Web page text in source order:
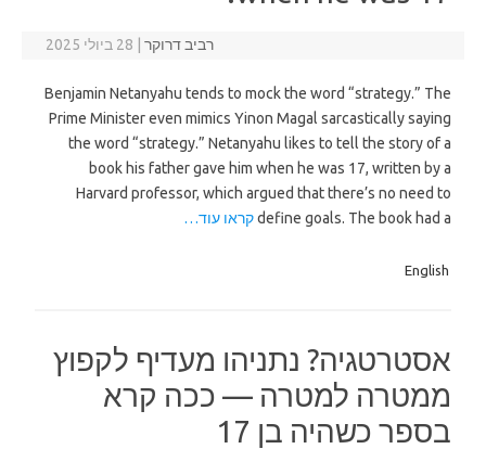
רביב דרוקר 28 ביולי 2025
Benjamin Netanyahu tends to mock the word “strategy.” The
Prime Minister even mimics Yinon Magal sarcastically saying
the word “strategy.” Netanyahu likes to tell the story of a
book his father gave him when he was 17, written by a
Harvard professor, which argued that there’s no need to
define goals. The book had aקראו עוד…
English
אסטרטגיה? נתניהו מעדיף לקפוץ
ממטרה למטרה — ככה קרא
בספר כשהיה בן 17